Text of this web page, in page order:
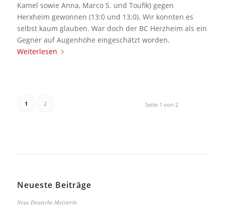
Kamel sowie Anna, Marco S. und Toufik) gegen
Herxheim gewonnen (13:0 und 13:0). Wir konnten es
selbst kaum glauben. War doch der BC Herzheim als ein
Gegner auf Augenhöhe eingeschätzt worden.
Weiterlesen
Seite 1 von 2
1 2
Neueste Beiträge
Neue Deutsche Meisterin